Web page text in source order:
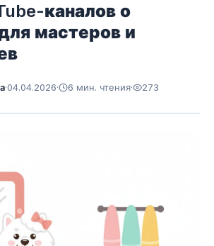
каналов о
мастеров и
·04.04.2026· 6 мин. чтения· 273